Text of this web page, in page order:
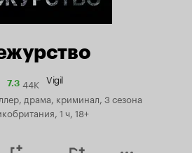
7.3Рейтинг
7.3
44K Vigil
драма, криминал, 3 сезона
1 ч, 18+